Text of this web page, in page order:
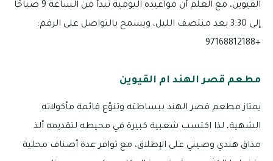
القيوين، مع العلم أن مواعيده اليومية تبدأ من الساعة 9 صباحًا
إلى 3:30 بعد منتصف الليل، ويسمح بالتواصل على الرقم:
+97168812188
مطعم قصر الهند ام القيوين
يمتاز مطعم قصر الهند ببساطته وتنوّع قائمة مأكولاته
الشهية، لذا اكتسب شعبية كبيرة في محيطه لتقديمه ألذ
مذاق هندي وصيني على الإطلاق، مع توافر عدة أصناف محلية